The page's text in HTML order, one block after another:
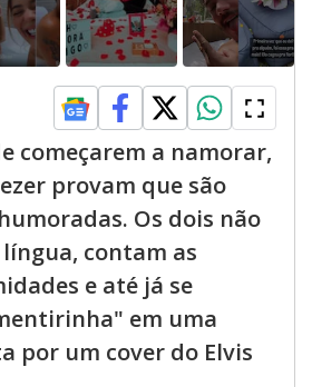
começarem a namorar,
provam que são
Os dois não
contam as
e até já se
em uma
por um cover do Elvis